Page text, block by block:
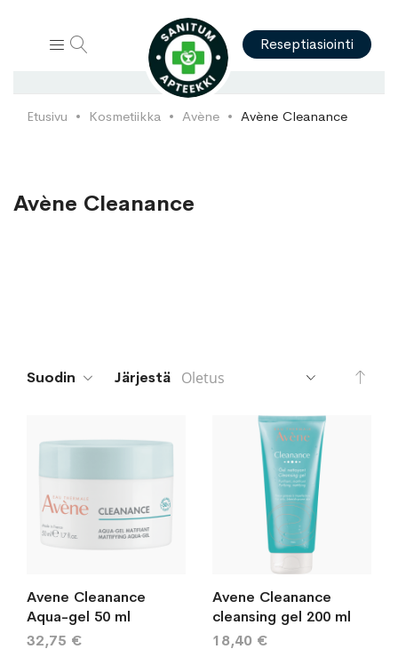
Reseptiasiointi
Etusivu Kosmetiikka Avène Avène Cleanance
Avène Cleanance
Suodin Järjestä
Avene Cleanance
Aqua-gel 50 ml
32,75 €
Avene Cleanance
cleansing gel 200 ml
18,40 €